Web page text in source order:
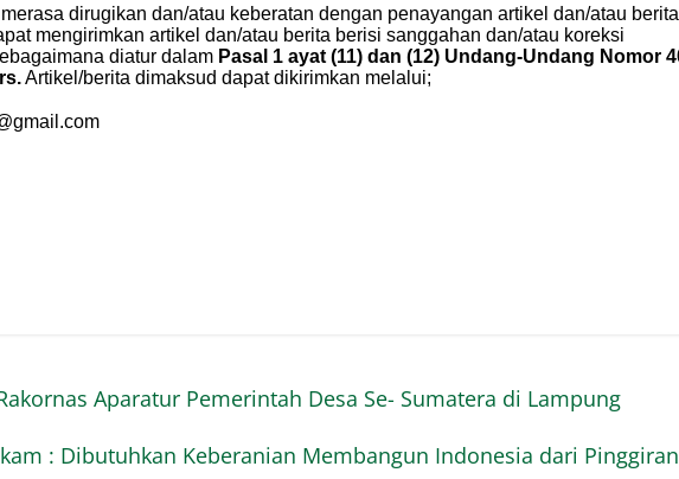
Aparatur Pemerintah Desa Se- Sumatera di Lampung
: Dibutuhkan Keberanian Membangun Indonesia dari Pinggiran